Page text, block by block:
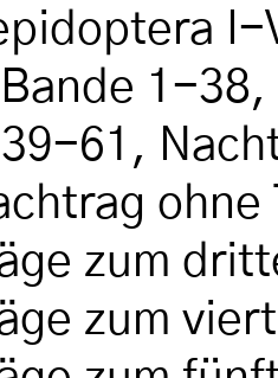
I-
1-38,
39-61,
zum
zum